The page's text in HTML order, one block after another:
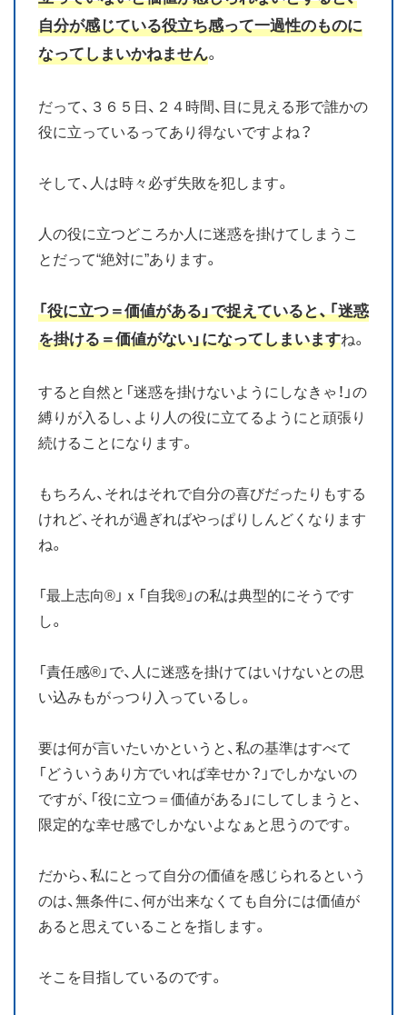
自分が感じている役立ち感って一過性のものに
なってしまいかねません。
だって、３６５日、２４時間、目に見える形で誰かの
役に立っているってあり得ないですよね？
そして、人は時々必ず失敗を犯します。
人の役に立つどころか人に迷惑を掛けてしまうこ
とだって“絶対に”あります。
「役に立つ＝価値がある」で捉えていると、「迷惑
を掛ける＝価値がない」になってしまいますね。
すると自然と「迷惑を掛けないようにしなきゃ！」の
縛りが入るし、より人の役に立てるようにと頑張り
続けることになります。
もちろん、それはそれで自分の喜びだったりもする
けれど、それが過ぎればやっぱりしんどくなります
ね。
「最上志向®」ｘ「自我®」の私は典型的にそうです
し。
「責任感®」で、人に迷惑を掛けてはいけないとの思
い込みもがっつり入っているし。
要は何が言いたいかというと、私の基準はすべて
「どういうあり方でいれば幸せか？」でしかないの
ですが、「役に立つ＝価値がある」にしてしまうと、
限定的な幸せ感でしかないよなぁと思うのです。
だから、私にとって自分の価値を感じられるという
のは、無条件に、何が出来なくても自分には価値が
あると思えていることを指します。
そこを目指しているのです。